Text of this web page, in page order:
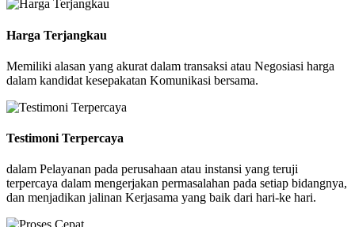
Harga Terjangkau
Memiliki alasan yang akurat dalam transaksi atau Negosiasi harga
dalam kandidat kesepakatan Komunikasi bersama.
Testimoni Terpercaya
dalam Pelayanan pada perusahaan atau instansi yang teruji
terpercaya dalam mengerjakan permasalahan pada setiap bidangnya,
dan menjadikan jalinan Kerjasama yang baik dari hari-ke hari.